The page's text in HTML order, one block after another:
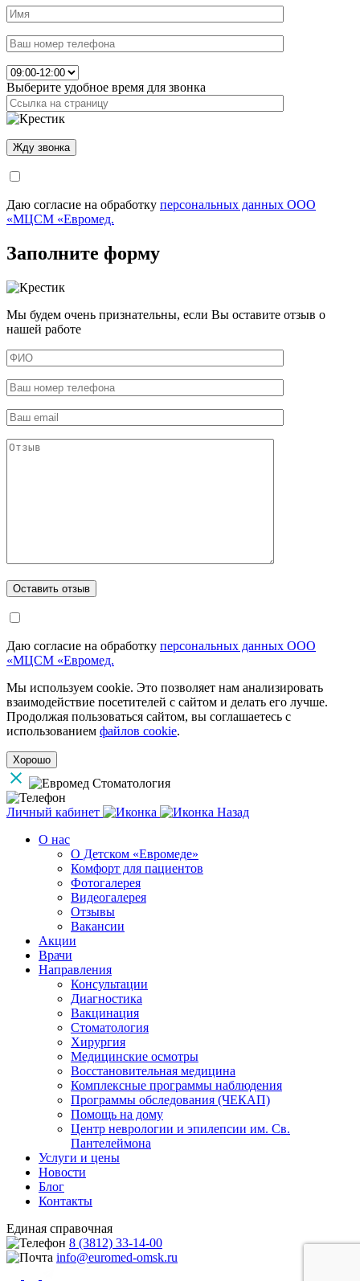
Выберите удобное время для звонка
Даю согласие на обработку персональных данных ООО
«МЦСМ «Евромед.
Заполните форму
Мы будем очень признательны, если Вы оставите отзыв о
нашей работе
Даю согласие на обработку персональных данных ООО
«МЦСМ «Евромед.
Мы используем cookie. Это позволяет нам анализировать
взаимодействие посетителей с сайтом и делать его лучше.
Продолжая пользоваться сайтом, вы соглашаетесь с
использованием файлов cookie.
Хорошо
Личный кабинет
Назад
О нас
О Детском «Евромеде»
Комфорт для пациентов
Фотогалерея
Видеогалерея
Отзывы
Вакансии
Акции
Врачи
Направления
Консультации
Диагностика
Вакцинация
Стоматология
Хирургия
Медицинские осмотры
Восстановительная медицина
Комплексные программы наблюдения
Программы обследования (ЧЕКАП)
Помощь на дому
Центр неврологии и эпилепсии им. Св.
Пантелеймона
Услуги и цены
Новости
Блог
Контакты
Единая справочная
8 (3812) 33-14-00
info@euromed-omsk.ru